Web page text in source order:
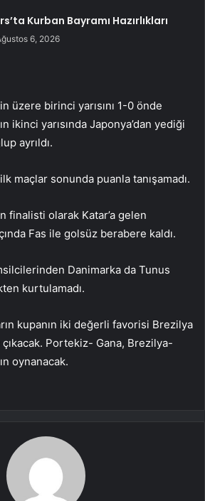
Kurban Bayramı Hazırlıkları
6, 2026
üzere birinci yarısını 1-0 önde
ikinci yarısında Japonya’dan yediği
ayrıldı.
maçlar sonunda puanla tanışamadı.
finalisti olarak Katar’a gelen
Fas ile golsüz berabere kaldı.
Danimarka da Tunus
kurtulamadı.
kupanın iki değerli favorisi Brezilya
Portekiz- Gana, Brezilya-
oynanacak.